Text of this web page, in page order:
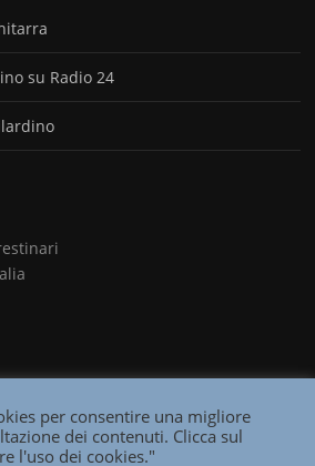
su Radio 24
per consentire una migliore
dei contenuti. Clicca sul
l'uso dei cookies."